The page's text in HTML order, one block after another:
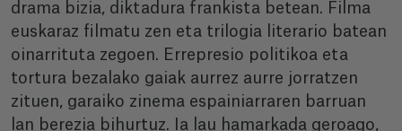
drama bizia, diktadura frankista betean. Filma
euskaraz filmatu zen eta trilogia literario batean
oinarrituta zegoen. Errepresio politikoa eta
tortura bezalako gaiak aurrez aurre jorratzen
zituen, garaiko zinema espainiarraren barruan
lan berezia bihurtuz. Ia lau hamarkada geroago,